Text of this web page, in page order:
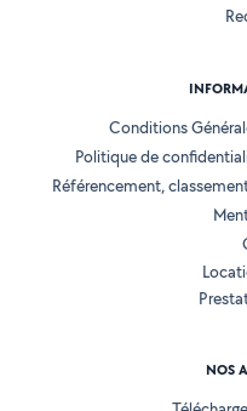
Conditions
Politique de
Référencement,
NOS